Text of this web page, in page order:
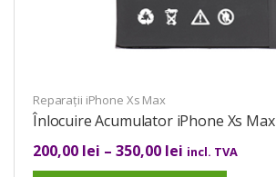
Reparații iPhone Xs Max
Înlocuire Acumulator iPhone Xs Max
200,00 lei – 350,00 lei incl. TVA